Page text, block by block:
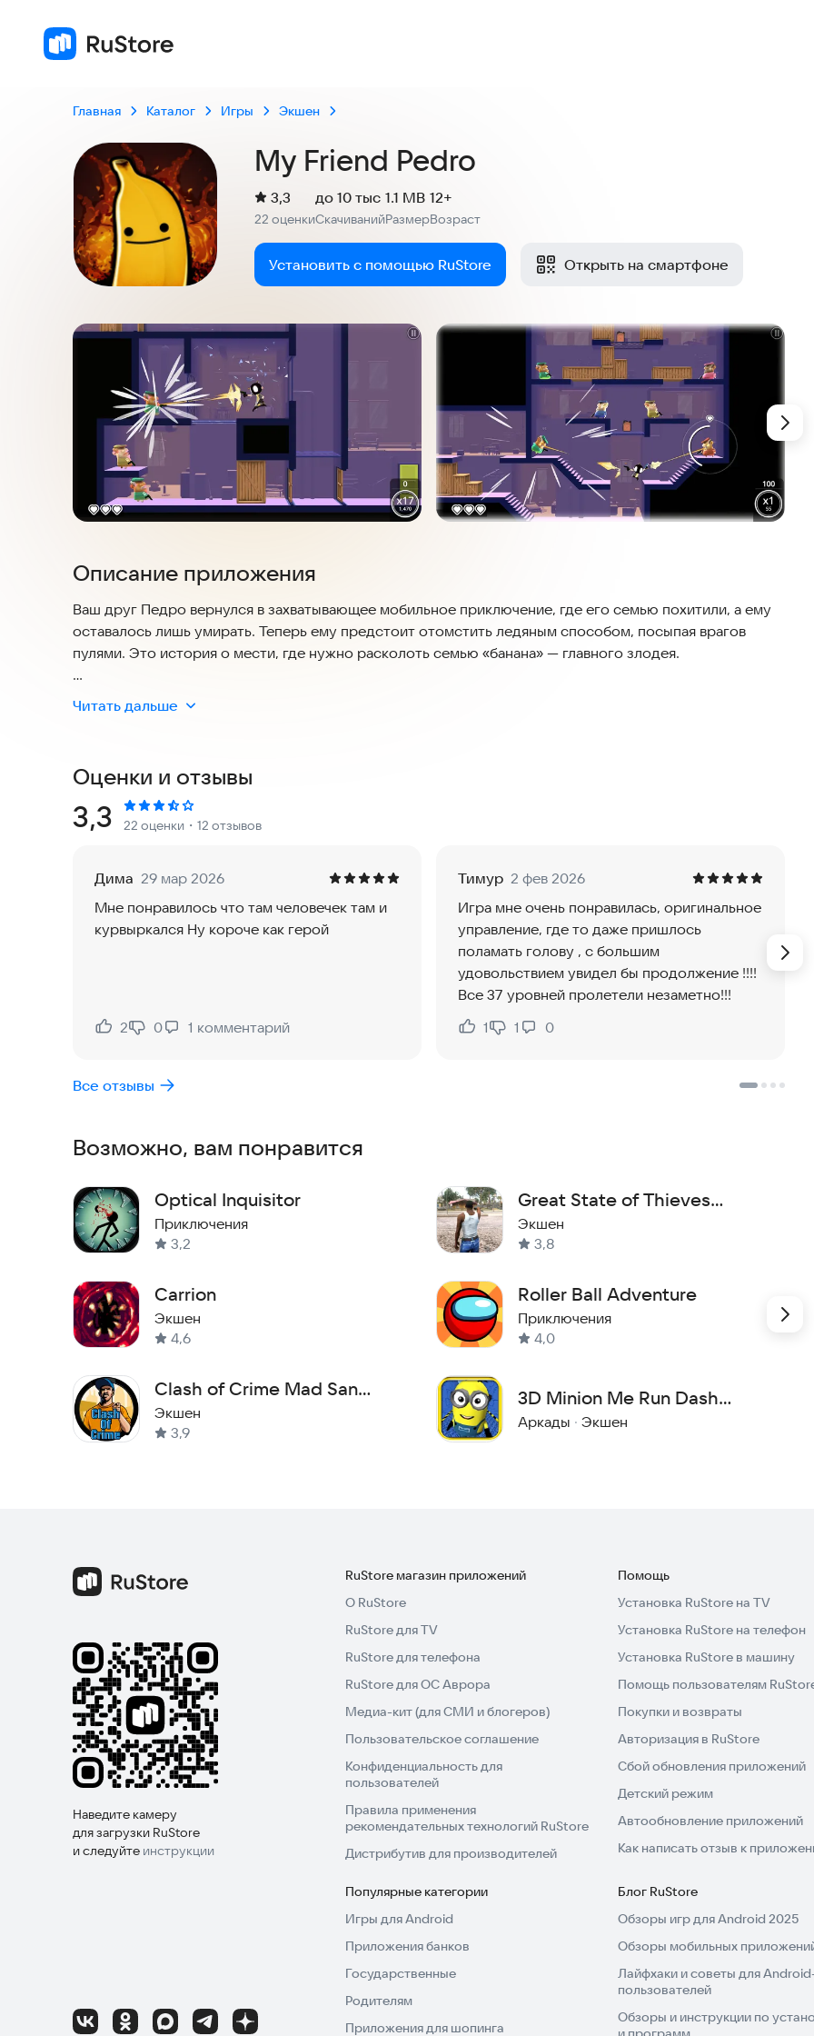
Главная Каталог Игры Экшен
My Friend Pedro
Рейтинг:
3,3
22 оценкиСкачиваний
до 10 тыс
Размер
1.1 MB
Возраст
12+
Установить с помощью RuStore Открыть на смартфоне
Скриншоты
Описание приложения
Ваш друг Педро вернулся в захватывающее мобильное приключение, где его семью похитили, а ему
оставалось лишь умирать. Теперь ему предстоит отомстить ледяным способом, посыпая врагов
пулями. Это история о мести, где нужно расколоть семью «банана» — главного злодея.
Игра предлагает 37 уровней, полных крови и экшена. Вы сможете прокладывать путь пешком, на
мотоцикле или даже на скейтборде. Главное — спланировать свою хореографию высокого уровня,
Этот банан созрел для мести. А вы готовы помочь Педро?
Читать дальше
Оценки и отзывы
Рейтинг:
3,3 22 оценки ・12 отзывов
Дима 29 мар 2026
Мне понравилось что там человечек там и
курвыркался Ну короче как герой
Нравится:
2
Не нравится:
0 1 комментарий
Тимур 2 фев 2026
Игра мне очень понравилась, оригинальное
управление, где то даже пришлось
поламать голову , с большим
удовольствием увидел бы продолжение !!!!
Все 37 уровней пролетели незаметно!!!
Нравится:
1
Не нравится:
1 0
Все отзывы
Возможно, вам понравится
Optical Inquisitor
Приключения
3,2
Carrion
Экшен
4,6
Clash of Crime Mad San
Andreas
Экшен
3,9
Great State of Thieves
Andreas
Экшен
3,8
Roller Ball Adventure
Приключения
4,0
3D Minion Me Run Dash
Mayhem
Аркады · Экшен
Наведите камеру
для загрузки RuStore
и следуйте инструкции
RuStore магазин приложений
О RuStore
RuStore для TV
RuStore для телефона
RuStore для ОС Аврора
Медиа-кит (для СМИ и блогеров)
Пользовательское соглашение
Конфиденциальность для
пользователей
Правила применения
рекомендательных технологий RuStore
Дистрибутив для производителей
Помощь
Установка RuStore на TV
Установка RuStore на телефон
Установка RuStore в машину
Помощь пользователям
Покупки и возвраты
Авторизация в RuStore
Сбой обновления приложений
Детский режим
Автообновление приложений
Как написать отзыв к
Популярные категории
Игры для Android
Приложения банков
Государственные
Родителям
Приложения для шопинга
Блог RuStore
Обзоры игр для Android 2025
Обзоры мобильных
Лайфхаки и советы для
пользователей
Обзоры и инструкции по